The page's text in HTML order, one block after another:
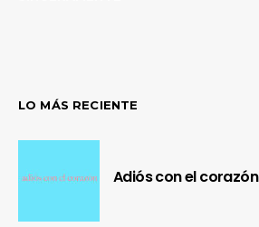
LO MÁS RECIENTE
Adiós con el corazón